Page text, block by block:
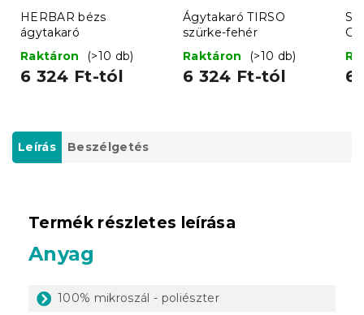
HERBAR bézs
ágytakaró
Raktáron
(>10 db)
6 324 Ft-tól
Ágytakaró TIRSO
szürke-fehér
Raktáron
(>10 db)
6 324 Ft-tól 6
Leírás Beszélgetés
Termék részletes leírása
Anyag
100% mikroszál - poliészter